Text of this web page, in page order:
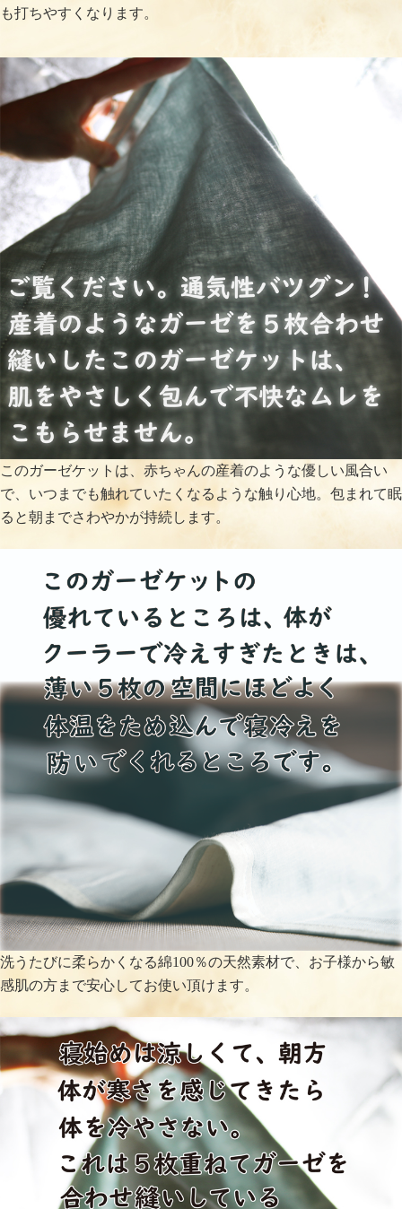
も打ちやすくなります。
このガーゼケットは、赤ちゃんの産着のような優しい風合い
で、いつまでも触れていたくなるような触り心地。包まれて眠
ると朝までさわやかが持続します。
洗うたびに柔らかくなる綿100％の天然素材で、お子様から敏
感肌の方まで安心してお使い頂けます。